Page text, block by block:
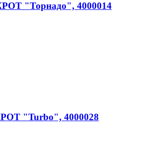
"Торнадо", 4000014
"Turbo", 4000028